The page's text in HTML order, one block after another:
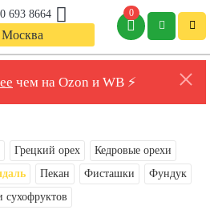
Москва
693 8664 0
чем на Ozon и WB ⚡
Грецкий орех
Кедровые орехи
Пекан Фисташки
Фундук
сухофруктов